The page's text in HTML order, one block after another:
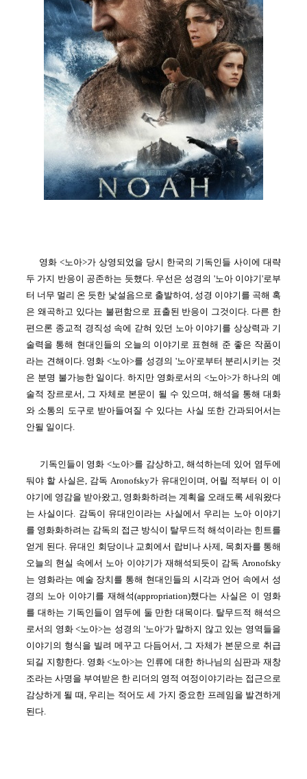
영화 <노아>가 상영되었을 당시 한국의 기독인들 사이에 대략
두 가지 반응이 공존하는 듯했다. 우선은 성경의 '노아 이야기'로부
터 너무 멀리 온 듯한 낯설음으로 출발하여, 성경 이야기를 곡해 혹
은 왜곡하고 있다는 불편함으로 표출된 반응이 그것이다. 다른 한
편으론 종교적 경직성 속에 갇혀 있던 노아 이야기를 상상력과 기
술력을 통해 현대인들의 오늘의 이야기로 표현해 준 좋은 작품이
라는 견해이다. 영화 <노아>를 성경의 '노아'로부터 분리시키는 것
은 분명 불가능한 일이다. 하지만 영화로서의 <노아>가 하나의 예
술적 장르로서, 그 자체로 본문이 될 수 있으며, 해석을 통해 대화
와 소통의 도구로 받아들여질 수 있다는 사실 또한 간과되어서는
안될 일이다.
기독인들이 영화 <노아>를 감상하고, 해석하는데 있어 염두에
둬야 할 사실은, 감독 Aronofsky가 유대인이며, 어릴 적부터 이 이
야기에 영감을 받아왔고, 영화화하려는 계획을 오래도록 세워왔다
는 사실이다. 감독이 유대인이라는 사실에서 우리는 노아 이야기
를 영화화하려는 감독의 접근 방식이 탈무드적 해석이라는 힌트를
얻게 된다. 유대인 회당이나 교회에서 랍비나 사제, 목회자를 통해
오늘의 현실 속에서 노아 이야기가 재해석되듯이 감독 Aronofsky
는 영화라는 예술 장치를 통해 현대인들의 시각과 언어 속에서 성
경의 노아 이야기를 재해석(appropriation)했다는 사실은 이 영화
를 대하는 기독인들이 염두에 둘 만한 대목이다. 탈무드적 해석으
로서의 영화 <노아>는 성경의 '노아'가 말하지 않고 있는 영역들을
이야기의 형식을 빌려 메꾸고 다듬어서, 그 자체가 본문으로 취급
되길 지향한다. 영화 <노아>는 인류에 대한 하나님의 심판과 재창
조라는 사명을 부여받은 한 리더의 영적 여정이야기라는 접근으로
감상하게 될 때, 우리는 적어도 세 가지 중요한 프레임을 발견하게
된다.